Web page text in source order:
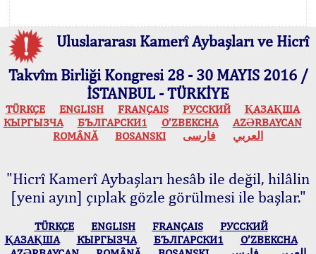
Uluslararası Kamerî Aybaşları ve Hicrî
Takvîm Birliği Kongresi 28 - 30 MAYIS 2016 /
İSTANBUL - TÜRKİYE
TÜRKÇE ENGLISH FRANÇAIS РУССКИЙ
ҚАЗАҚША
КЫPГЫЗЧA
БЪЛГАРСКИ1 O’ZBEKCHA
AZӘRBAYCAN
ROMÂNĂ
BOSANSKI العربي فارسی
"Hicrî Kamerî Aybaşları hesâb ile değil, hilâlin
[yeni ayın] çıplak gözle görülmesi ile başlar."
TÜRKÇE ENGLISH FRANÇAIS
РУССКИЙ
ҚАЗАҚША
КЫPГЫЗЧA БЪЛГАРСКИ1
O’ZBEKCHA